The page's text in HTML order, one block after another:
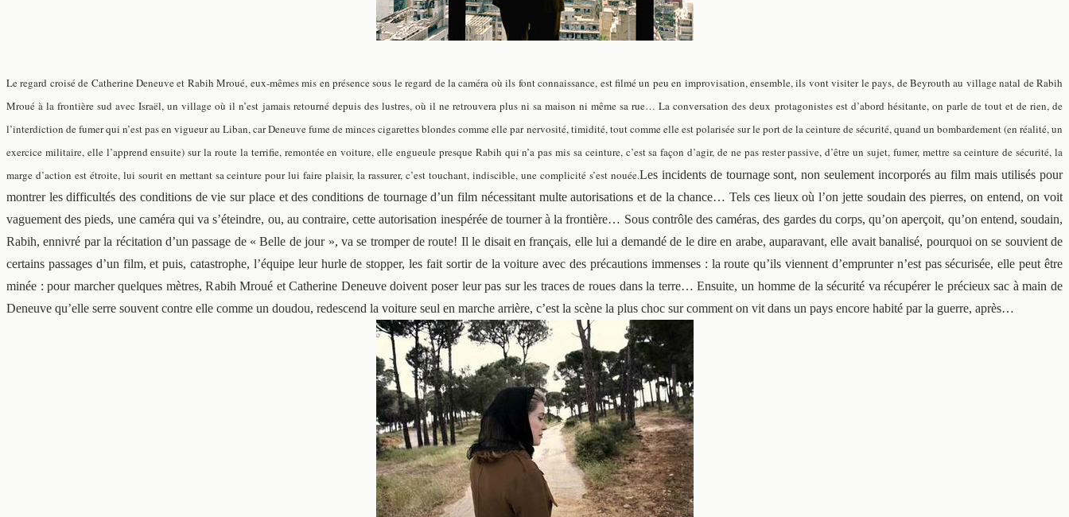
Le regard croisé de Catherine Deneuve et Rabih Mroué, eux-mêmes mis en présence sous le regard de la caméra où ils font connaissance, est filmé un peu en improvisation, ensemble, ils vont visiter le pays, de Beyrouth au village natal de Rabih
Mroué à la frontière sud avec Israël, un village où il n’est jamais retourné depuis des lustres, où il ne retrouvera plus ni sa maison ni même sa rue… La conversation des deux protagonistes est d’abord hésitante, on parle de tout et de rien, de
l’interdiction de fumer qui n’est pas en vigueur au Liban, car Deneuve fume de minces cigarettes blondes comme elle par nervosité, timidité, tout comme elle est polarisée sur le port de la ceinture de sécurité, quand un bombardement (en réalité, un
exercice militaire, elle l’apprend ensuite) sur la route la terrifie, remontée en voiture, elle engueule presque Rabih qui n’a pas mis sa ceinture, c’est sa façon d’agir, de ne pas rester passive, d’être un sujet, fumer, mettre sa ceinture de sécurité, la
marge d’action est étroite, lui sourit en mettant sa ceinture pour lui faire plaisir, la rassurer, c’est touchant, indiscible, une complicité s’est nouée.Les incidents de tournage sont, non seulement incorporés au film mais utilisés pour
montrer les difficultés des conditions de vie sur place et des conditions de tournage d’un film nécessitant multe autorisations et de la chance… Tels ces lieux où l’on jette soudain des pierres, on entend, on voit
vaguement des pieds, une caméra qui va s’éteindre, ou, au contraire, cette autorisation inespérée de tourner à la frontière… Sous contrôle des caméras, des gardes du corps, qu’on aperçoit, qu’on entend, soudain,
Rabih, ennivré par la récitation d’un passage de « Belle de jour », va se tromper de route! Il le disait en français, elle lui a demandé de le dire en arabe, auparavant, elle avait banalisé, pourquoi on se souvient de
certains passages d’un film, et puis, catastrophe, l’équipe leur hurle de stopper, les fait sortir de la voiture avec des précautions immenses : la route qu’ils viennent d’emprunter n’est pas sécurisée, elle peut être
minée : pour marcher quelques mètres, Rabih Mroué et Catherine Deneuve doivent poser leur pas sur les traces de roues dans la terre… Ensuite, un homme de la sécurité va récupérer le précieux sac à main de
Deneuve qu’elle serre souvent contre elle comme un doudou, redescend la voiture seul en marche arrière, c’est la scène la plus choc sur comment on vit dans un pays encore habité par la guerre, après…